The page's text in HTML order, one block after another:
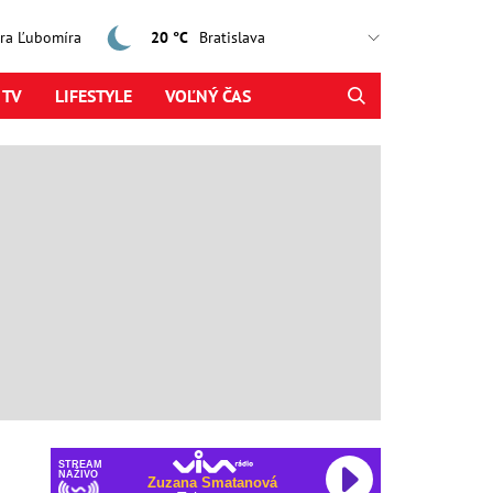
Ľubomíra 20 °C
LIFESTYLE VOĽNÝ ČAS
STREAM
NAŽIVO
Zuzana Smatanová